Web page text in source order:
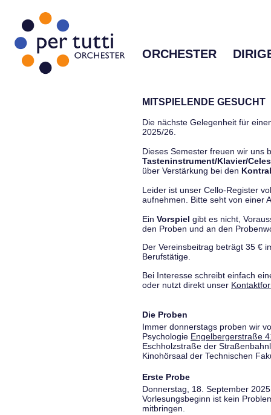
ORCHESTER
MITSPIELENDE GESUCHT
Die nächste Gelegenheit für
2025/26.
Dieses Semester freuen wir uns
Tasteninstrument/Klavier/
über Verstärkung bei den
Leider ist unser Cello-Register
aufnehmen. Bitte seht von einer
Ein Vorspiel gibt es nicht,
den Proben und an den
Der Vereinsbeitrag beträgt 35 €
Berufstätige.
Bei Interesse schreibt einfach
oder nutzt direkt unser
Die Proben
Immer donnerstags proben wir
Psychologie Engelbergerstraße
Eschholzstraße der
Kinohörsaal der Technischen
Erste Probe
Donnerstag, 18. September
Vorlesungsbeginn ist kein
mitbringen.